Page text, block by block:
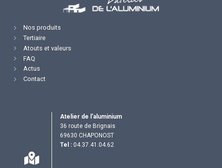
Nos produits
Tertiaire
Atouts et valeurs
FAQ
Actus
Contact
Atelier de l’aluminium
36 route de Brignais
69630 CHAPONOST
Tel : 04.37.41.04.62